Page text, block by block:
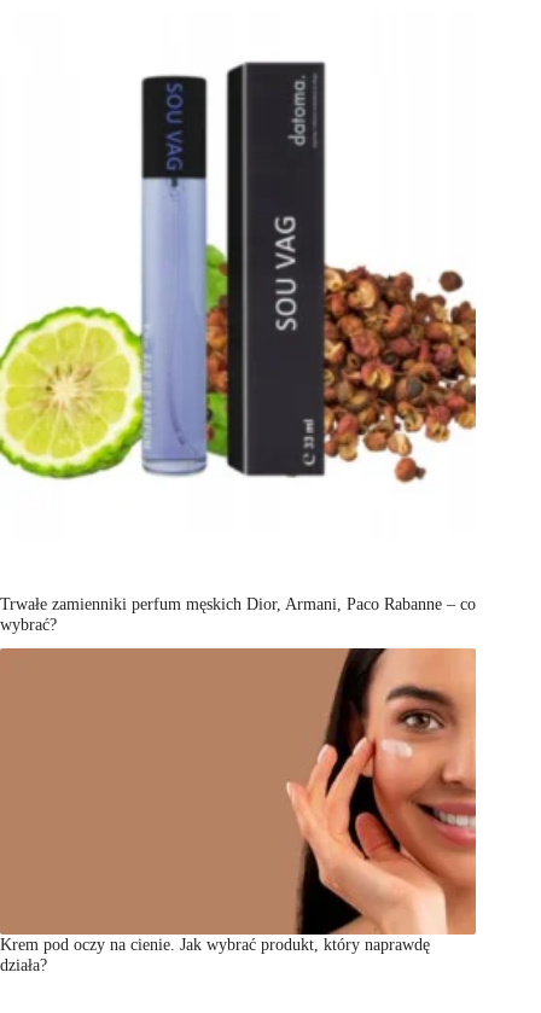
Trwałe zamienniki perfum męskich Dior, Armani, Paco Rabanne – co
wybrać?
Krem pod oczy na cienie. Jak wybrać produkt, który naprawdę
działa?